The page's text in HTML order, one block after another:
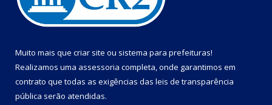
Muito mais que criar site ou sistema para prefeituras!
Realizamos uma assessoria completa, onde garantimos em
contrato que todas as exigências das leis de transparência
pública serão atendidas.